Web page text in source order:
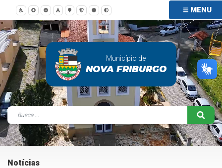
MENU
Município de
NOVA FRIBURGO
Notícias